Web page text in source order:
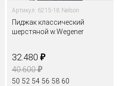
Артикул: 6215-18 Nelson
Пиджак классический
шерстяной w.Wegener
32.480 ₽
40.600₽
50 52 54 56 58 60